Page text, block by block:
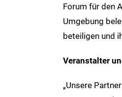
Forum für den
Umgebung
beteiligen und
Veranstalter
„Unsere